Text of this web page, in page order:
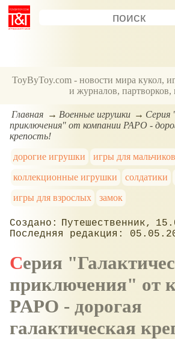
ToyByToy.com - новости мира кукол,
и журналов,
Главная Военные игрушки
Серия
приключения" от компании PAPO -
крепость!
дорогие игрушки
игры для мальчиков
коллекционные игрушки
солдатики
игры для взрослых
замок
Путешественник
Серия "Галактические
приключения" от
PAPO - дорогая
галактическая